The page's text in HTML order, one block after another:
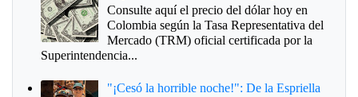
Consulte aquí el precio del dólar hoy en
Colombia según la Tasa Representativa del
Mercado (TRM) oficial certificada por la
Superintendencia...
"¡Cesó la horrible noche!": De la Espriella